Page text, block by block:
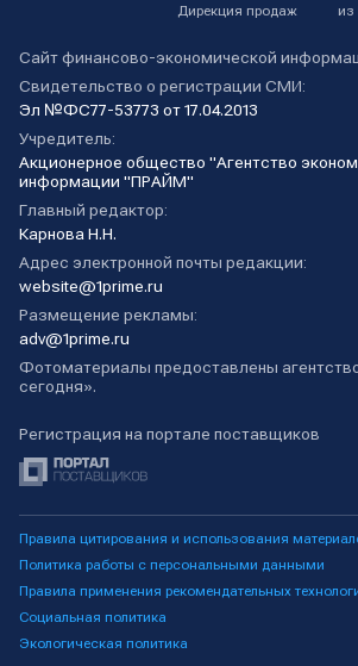
Дирекция продаж из
Сайт финансово-экономической
Свидетельство о регистрации СМИ:
Эл №ФС77-53773 от 17.04.2013
Учредитель:
Акционерное общество "Агентство
информации "ПРАЙМ"
Главный редактор:
Карнова Н.Н.
Адрес электронной почты редакции:
website@1prime.ru
Размещение рекламы:
adv@1prime.ru
Фотоматериалы предоставлены
сегодня».
Регистрация на портале поставщиков
Правила цитирования и использования
Политика работы с персональными данными
Правила применения рекомендательных
Социальная политика
Экологическая политика